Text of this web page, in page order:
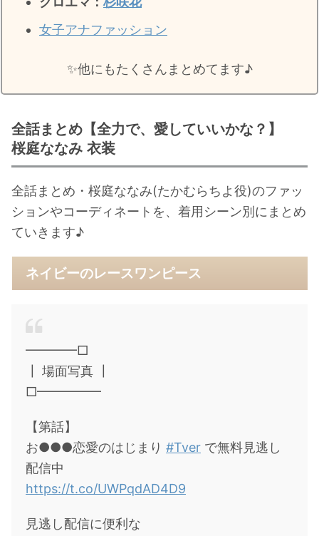
女子アナファッション
✨️他にもたくさんまとめてます♪
全話まとめ【全力で、愛していいかな？】
桜庭ななみ 衣装
全話まとめ・桜庭ななみ(たかむらちよ役)のファッ
ションやコーディネートを、着用シーン別にまとめ
ていきます♪
ネイビーのレースワンピース
━━━━□
┃ 場面写真 ┃
□━━━━━
【第話】
お●●●恋愛のはじまり #Tver で無料見逃し
配信中
https://t.co/UWPqdAD4D9
見逃し配信に便利な